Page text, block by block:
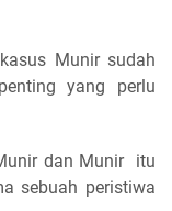
Munir sudah
yang perlu
dan Munir itu
sebuah peristiwa